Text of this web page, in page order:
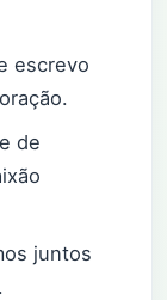
escrevo
de
juntos